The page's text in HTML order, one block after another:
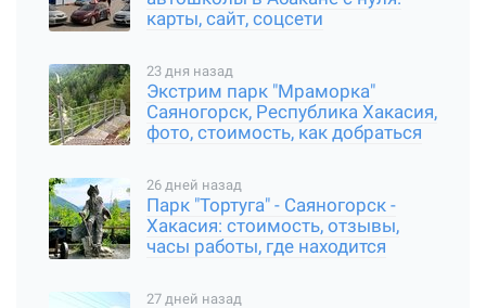
карты, сайт, соцсети
23 дня назад
Экстрим парк "Мраморка"
Саяногорск, Республика Хакасия,
фото, стоимость, как добраться
26 дней назад
Парк "Тортуга" - Саяногорск -
Хакасия: стоимость, отзывы,
часы работы, где находится
27 дней назад